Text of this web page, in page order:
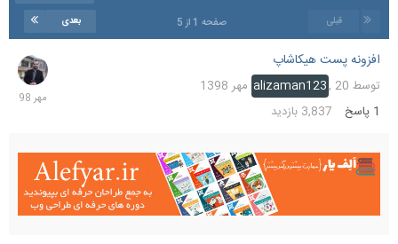
قبلی بعدی صفحه 1 از 5
افزونه پست هیکاشاپ
توسط alizaman123 ,20 مهر 1398
پاسخ 3,837 بازدید
20
مهر